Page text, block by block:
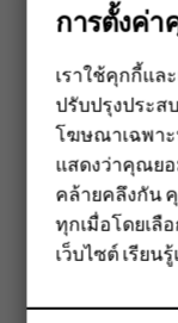
สมาร์ท
ฟีเจอร์
อุปกรณ์
แท็บเล็ต
ว่าแบตเตอรี่สำหรั
ปริมาณมาก
ข้อมูลนี้มีประ
ใช่ ไม่
การตั้งค่า
เราใช้คุกกี้แล
ปรับปรุงประ
โฆษณาเฉพา
แสดงว่าคุณย
คล้ายคลึงกัน
ทุกเมื่อโดยเลื
เว็บไซต์ เรียน